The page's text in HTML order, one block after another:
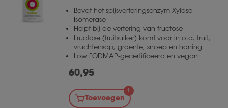
Bevat het spijsverteringsenzym Xylose
Isomerase
Helpt bij de vertering van fructose
Fructose (fruitsuiker) komt voor in o.a. fruit,
vruchtensap, groente, snoep en honing
Low FODMAP-gecertificeerd en vegan
60,95
Toevoegen